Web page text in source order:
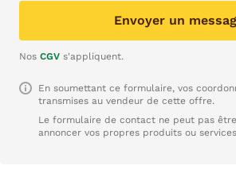
Envoyer un
Nos CGV s'appliquent.
En soumettant ce formulaire, vos
transmises au vendeur de cette offre.
Le formulaire de contact ne peut pas
annoncer vos propres produits ou